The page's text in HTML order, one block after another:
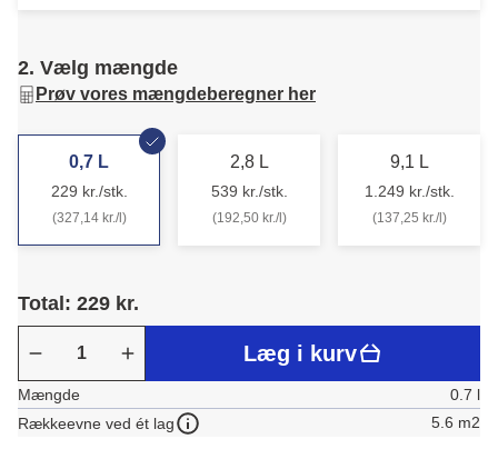
2. Vælg mængde
Prøv vores mængdeberegner her
0,7 L
229 kr./stk.
(327,14 kr./l)
2,8 L
539 kr./stk.
(192,50 kr./l)
9,1 L
1.249 kr./stk.
(137,25 kr./l)
Total: 229 kr.
Læg i kurv
Mængde
0.7 l
Rækkeevne ved ét lag
5.6 m2